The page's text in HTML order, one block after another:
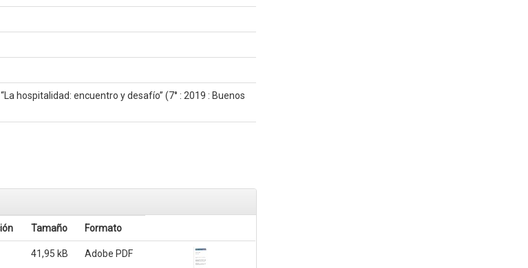
hospitalidad: encuentro y desafío” (7° : 2019 : Buenos
Tamaño Formato
41,95 kB Adobe PDF